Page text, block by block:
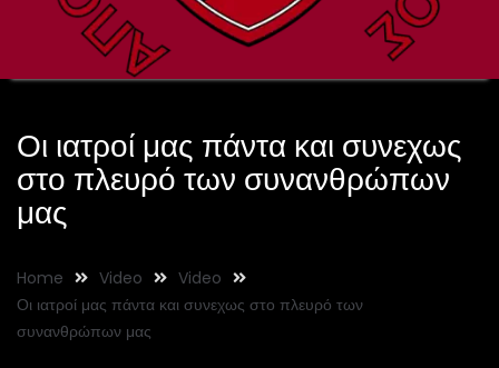
Οι ιατροί μας πάντα και συνεχως
στο πλευρό των συνανθρώπων
μας
Home Video
Video
Οι ιατροί μας πάντα και συνεχως στο πλευρό των
συνανθρώπων μας